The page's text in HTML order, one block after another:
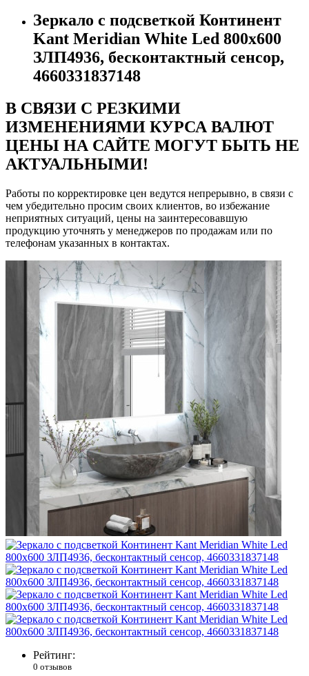
Зеркало с подсветкой Континент
Kant Meridian White Led 800х600
ЗЛП4936, бесконтактный сенсор,
4660331837148
В СВЯЗИ С РЕЗКИМИ
ИЗМЕНЕНИЯМИ КУРСА ВАЛЮТ
ЦЕНЫ НА САЙТЕ МОГУТ БЫТЬ НЕ
АКТУАЛЬНЫМИ!
Работы по корректировке цен ведутся непрерывно, в связи с
чем убедительно просим своих клиентов, во избежание
неприятных ситуаций, цены на заинтересовавшую
продукцию уточнять у менеджеров по продажам или по
телефонам указанных в контактах.
Рейтинг:
0 отзывов